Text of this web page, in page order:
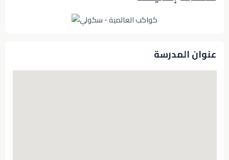
عنوان المدرسة